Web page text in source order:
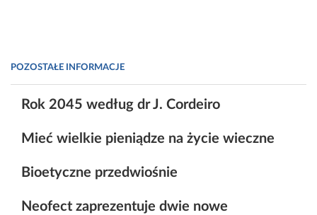
POZOSTAŁE INFORMACJE
Rok 2045 według dr J. Cordeiro
Mieć wielkie pieniądze na życie wieczne
Bioetyczne przedwiośnie
Neofect zaprezentuje dwie nowe